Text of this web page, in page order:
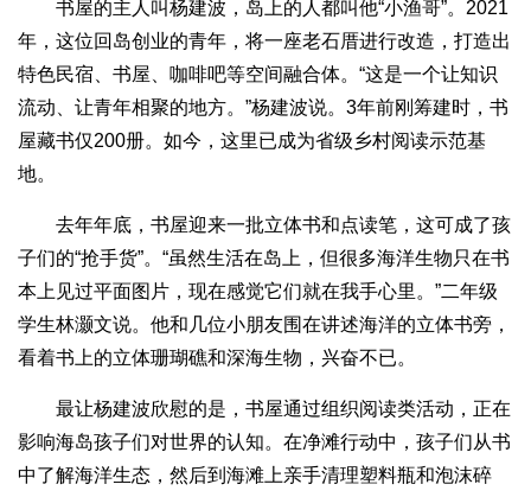
书屋的主人叫杨建波，岛上的人都叫他“小渔哥”。2021
年，这位回岛创业的青年，将一座老石厝进行改造，打造出
特色民宿、书屋、咖啡吧等空间融合体。“这是一个让知识
流动、让青年相聚的地方。”杨建波说。3年前刚筹建时，书
屋藏书仅200册。如今，这里已成为省级乡村阅读示范基
地。
去年年底，书屋迎来一批立体书和点读笔，这可成了孩
子们的“抢手货”。“虽然生活在岛上，但很多海洋生物只在书
本上见过平面图片，现在感觉它们就在我手心里。”二年级
学生林灏文说。他和几位小朋友围在讲述海洋的立体书旁，
看着书上的立体珊瑚礁和深海生物，兴奋不已。
最让杨建波欣慰的是，书屋通过组织阅读类活动，正在
影响海岛孩子们对世界的认知。在净滩行动中，孩子们从书
中了解海洋生态，然后到海滩上亲手清理塑料瓶和泡沫碎